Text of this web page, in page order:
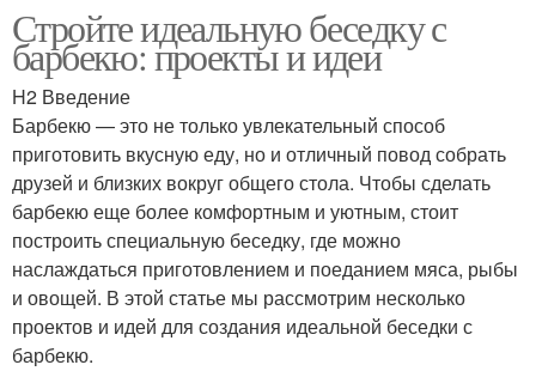
Стройте идеальную беседку с
барбекю: проекты и идеи
H2 Введение
Барбекю — это не только увлекательный способ
приготовить вкусную еду, но и отличный повод собрать
друзей и близких вокруг общего стола. Чтобы сделать
барбекю еще более комфортным и уютным, стоит
построить специальную беседку, где можно
наслаждаться приготовлением и поеданием мяса, рыбы
и овощей. В этой статье мы рассмотрим несколько
проектов и идей для создания идеальной беседки с
барбекю.